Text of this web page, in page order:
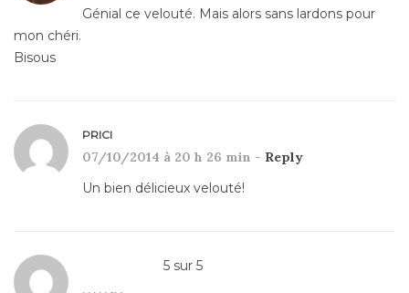
Génial ce velouté. Mais alors sans lardons pour
mon chéri.
Bisous
PRICI
07/10/2014 à 20 h 26 min - Reply
Un bien délicieux velouté!
5 sur 5